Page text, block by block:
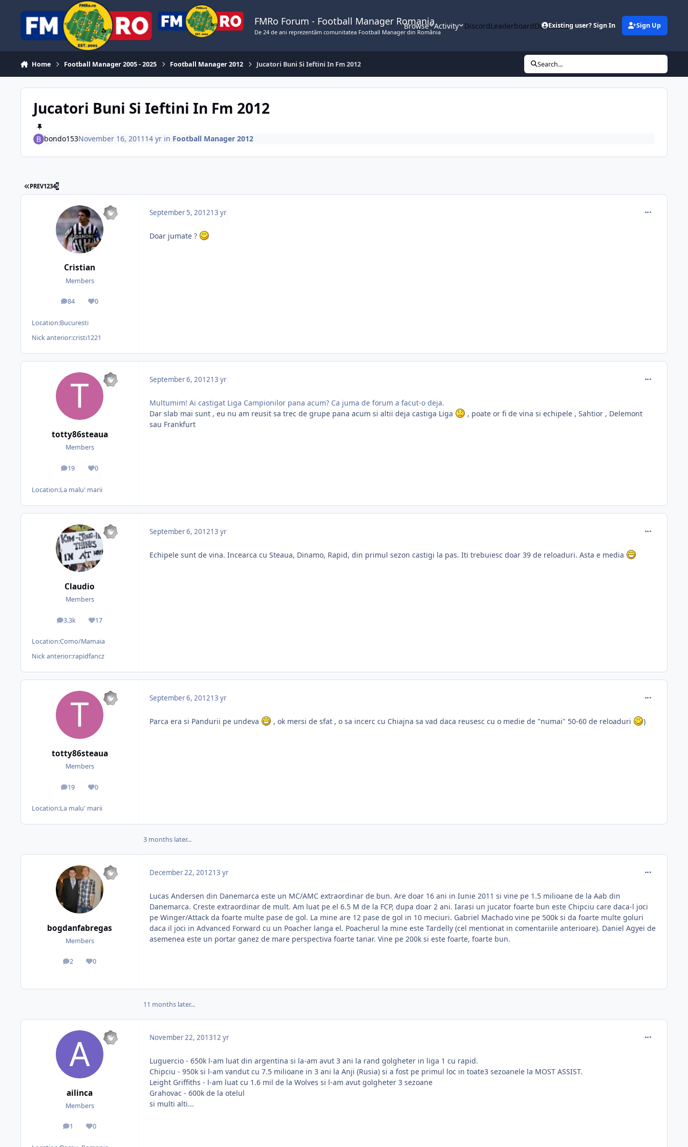
FMRo Forum - Football Manager Romania
De 24 de ani reprezentăm comunitatea Football Manager din România
Browse Activity DiscordLeaderboardDownloads
Existing user? Sign In Sign Up
Home Football Manager 2005 - 2025 Football Manager 2012 Jucatori Buni Si Ieftini In Fm 2012 Search...
Jucatori Buni Si Ieftini In Fm 2012
bondo153November 16, 2011 14 yrin Football Manager 2012
FIRST PAGE
PREV12345
Cristian
Members
84
posts 0
Reputation
Location:Bucuresti
Nick anterior:cristi1221
September 5, 201213 yr
Doar jumate ?
totty86steaua
Members
19
posts 0
Reputation
Location:La malu' marii
September 6, 201213 yr
Multumim! Ai castigat Liga Campionilor pana acum? Ca juma de forum a facut-o deja.
Dar slab mai sunt , eu nu am reusit sa trec de grupe pana acum si altii deja castiga Liga
, poate or fi de vina si echipele , Sahtior , Delemont
sau Frankfurt
Claudio
Members
3.3k
posts 17
Reputation
Location:Como/Mamaia
Nick anterior:rapidfancz
September 6, 201213 yr
Echipele sunt de vina. Incearca cu Steaua, Dinamo, Rapid, din primul sezon castigi la pas. Iti trebuiesc doar 39 de reloaduri. Asta e media
totty86steaua
Members
19
posts 0
Reputation
Location:La malu' marii
September 6, 201213 yr
Parca era si Pandurii pe undeva , ok mersi de sfat , o sa incerc cu Chiajna sa vad daca reusesc cu o medie de "numai" 50-60 de reloaduri )
3 months later...
bogdanfabregas
Members
2
posts 0
Reputation
December 22, 201213 yr
Lucas Andersen din Danemarca este un MC/AMC extraordinar de bun. Are doar 16 ani in Iunie 2011 si vine pe 1.5 milioane de la Aab din
Danemarca. Creste extraordinar de mult. Am luat pe el 6.5 M de la FCP, dupa doar 2 ani. Iarasi un jucator foarte bun este Chipciu care daca-l joci
pe Winger/Attack da foarte multe pase de gol. La mine are 12 pase de gol in 10 meciuri. Gabriel Machado vine pe 500k si da foarte multe goluri
daca il joci in Advanced Forward cu un Poacher langa el. Poacherul la mine este Tardelly (cel mentionat in comentariile anterioare). Daniel Agyei de
asemenea este un portar ganez de mare perspectiva foarte tanar. Vine pe 200k si este foarte, foarte bun.
11 months later...
ailinca
Members
1
posts 0
Reputation
November 22, 201312 yr
Luguercio - 650k l-am luat din argentina si la-am avut 3 ani la rand golgheter in liga 1 cu rapid.
Chipciu - 950k si l-am vandut cu 7.5 milioane in 3 ani la Anji (Rusia) si a fost pe primul loc in toate3 sezoanele la MOST ASSIST.
Leight Griffiths - l-am luat cu 1.6 mil de la Wolves si l-am avut golgheter 3 sezoane
Grahovac - 600k de la otelul
si multi alti...